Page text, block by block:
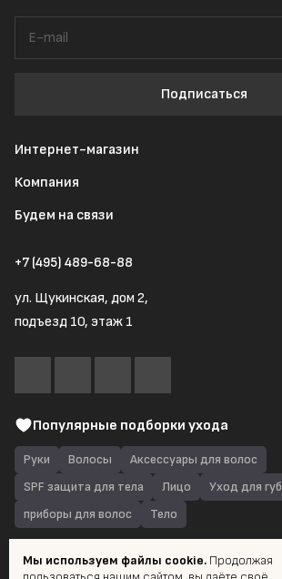
Подписаться
Интернет-магазин
Компания
Будем на связи
+7 (495) 489-68-88
ул. Щукинская, дом 2,
подъезд 10, этаж 1
Популярные подборки ухода
Руки Волосы
Аксессуары для волос
SPF защита для тела
Лицо
Уход для губ
приборы для волос
Тело
Мы используем файлы cookie. Продолжая